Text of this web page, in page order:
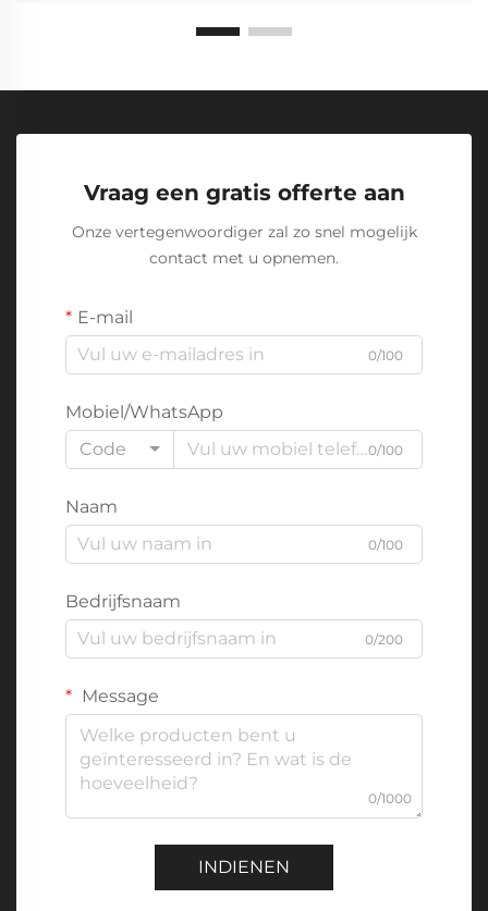
Vraag een gratis offerte aan
Onze vertegenwoordiger zal zo snel mogelijk
contact met u opnemen.
E-mail
0/100
Mobiel/WhatsApp
Code
0/100
Naam
0/100
Bedrijfsnaam
0/200
Message
0/1000
INDIENEN